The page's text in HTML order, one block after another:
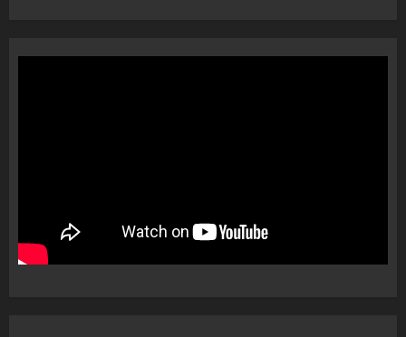
1
“bosen” Joana Nano për
abuzim me fondet publike dhe
pasuri të pajustifikuar